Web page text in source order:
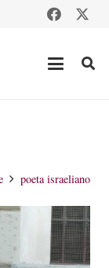
poeta israeliano